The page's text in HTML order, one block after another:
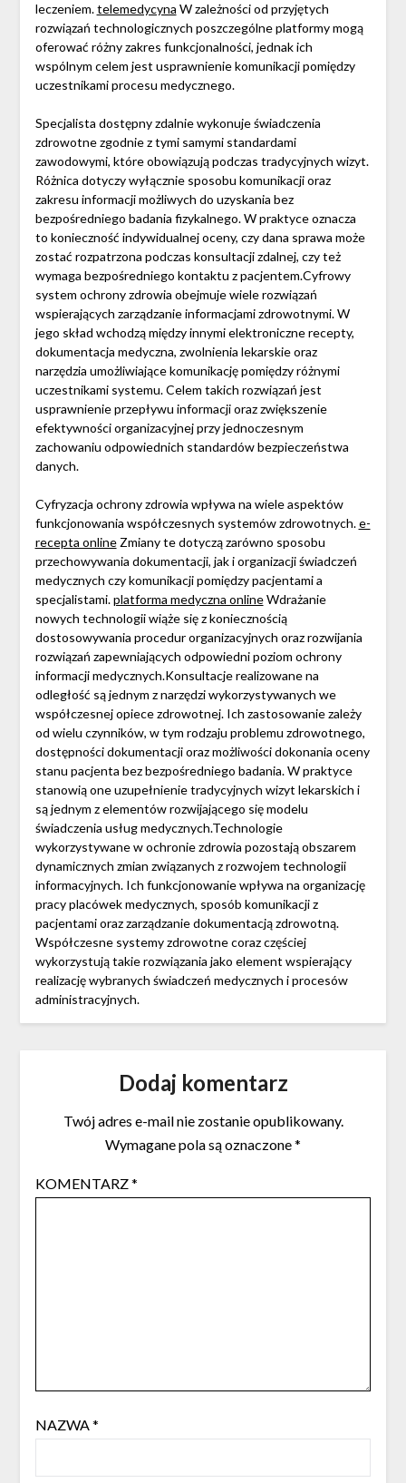
leczeniem.telemedycyna W zależności od przyjętych
rozwiązań technologicznych poszczególne platformy mogą
oferować różny zakres funkcjonalności, jednak ich
wspólnym celem jest usprawnienie komunikacji pomiędzy
uczestnikami procesu medycznego.
Specjalista dostępny zdalnie wykonuje świadczenia
zdrowotne zgodnie z tymi samymi standardami
zawodowymi, które obowiązują podczas tradycyjnych wizyt.
Różnica dotyczy wyłącznie sposobu komunikacji oraz
zakresu informacji możliwych do uzyskania bez
bezpośredniego badania fizykalnego. W praktyce oznacza
to konieczność indywidualnej oceny, czy dana sprawa może
zostać rozpatrzona podczas konsultacji zdalnej, czy też
wymaga bezpośredniego kontaktu z pacjentem.Cyfrowy
system ochrony zdrowia obejmuje wiele rozwiązań
wspierających zarządzanie informacjami zdrowotnymi. W
jego skład wchodzą między innymi elektroniczne recepty,
dokumentacja medyczna, zwolnienia lekarskie oraz
narzędzia umożliwiające komunikację pomiędzy różnymi
uczestnikami systemu. Celem takich rozwiązań jest
usprawnienie przepływu informacji oraz zwiększenie
efektywności organizacyjnej przy jednoczesnym
zachowaniu odpowiednich standardów bezpieczeństwa
danych.
Cyfryzacja ochrony zdrowia wpływa na wiele aspektów
funkcjonowania współczesnych systemów zdrowotnych.e-
recepta onlineZmiany te dotyczą zarówno sposobu
przechowywania dokumentacji, jak i organizacji świadczeń
medycznych czy komunikacji pomiędzy pacjentami a
specjalistami.platforma medyczna onlineWdrażanie
nowych technologii wiąże się z koniecznością
dostosowywania procedur organizacyjnych oraz rozwijania
rozwiązań zapewniających odpowiedni poziom ochrony
informacji medycznych.Konsultacje realizowane na
odległość są jednym z narzędzi wykorzystywanych we
współczesnej opiece zdrowotnej. Ich zastosowanie zależy
od wielu czynników, w tym rodzaju problemu zdrowotnego,
dostępności dokumentacji oraz możliwości dokonania oceny
stanu pacjenta bez bezpośredniego badania. W praktyce
stanowią one uzupełnienie tradycyjnych wizyt lekarskich i
są jednym z elementów rozwijającego się modelu
świadczenia usług medycznych.Technologie
wykorzystywane w ochronie zdrowia pozostają obszarem
dynamicznych zmian związanych z rozwojem technologii
informacyjnych. Ich funkcjonowanie wpływa na organizację
pracy placówek medycznych, sposób komunikacji z
pacjentami oraz zarządzanie dokumentacją zdrowotną.
Współczesne systemy zdrowotne coraz częściej
wykorzystują takie rozwiązania jako element wspierający
realizację wybranych świadczeń medycznych i procesów
administracyjnych.
Dodaj komentarz
Twój adres e-mail nie zostanie opublikowany.
Wymagane pola są oznaczone*
KOMENTARZ*
NAZWA*